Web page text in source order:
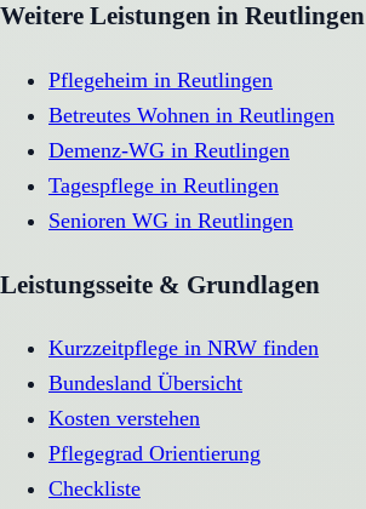
Weitere Leistungen in Reutlingen
Pflegeheim in Reutlingen
Betreutes Wohnen in Reutlingen
Demenz-WG in Reutlingen
Tagespflege in Reutlingen
Senioren WG in Reutlingen
Leistungsseite & Grundlagen
Kurzzeitpflege in NRW finden
Bundesland Übersicht
Kosten verstehen
Pflegegrad Orientierung
Checkliste